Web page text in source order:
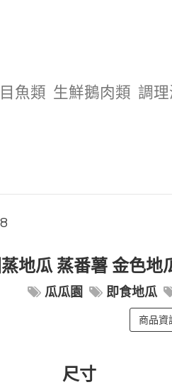
魚類 生鮮鵝肉類 調
地瓜 蒸番薯 金色
瓜瓜園 即食地瓜
商品資
尺寸